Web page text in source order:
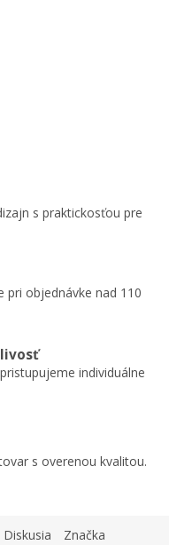
s praktickosťou pre
pri objednávke nad 110
individuálne
s overenou kvalitou.
Diskusia Značka